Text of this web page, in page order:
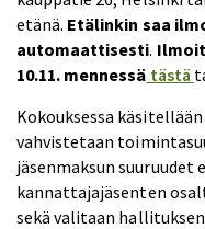
etänä. Etälinkin saa
automaattisesti.
10.11. mennessä tästä
Kokouksessa
vahvistetaan
jäsenmaksun suuruudet
kannattajajäsenten
sekä valitaan